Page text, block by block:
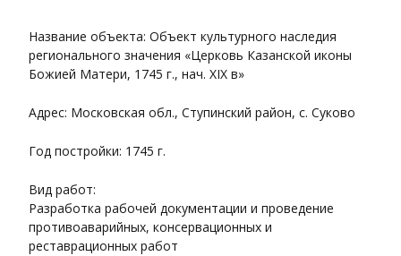
Название объекта: Объект культурного наследия
регионального значения «Церковь Казанской иконы
Божией Матери, 1745 г., нач. XIX в»
Адрес: Московская обл., Ступинский район, с. Суково
Год постройки: 1745 г.
Вид работ:
Разработка рабочей документации и проведение
противоаварийных, консервационных и
реставрационных работ